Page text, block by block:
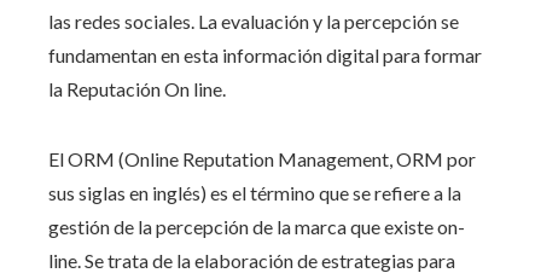
las redes sociales. La evaluación y la percepción se
fundamentan en esta información digital para formar
la Reputación On line.
El ORM (Online Reputation Management, ORM por
sus siglas en inglés) es el término que se refiere a la
gestión de la percepción de la marca que existe on-
line. Se trata de la elaboración de estrategias para